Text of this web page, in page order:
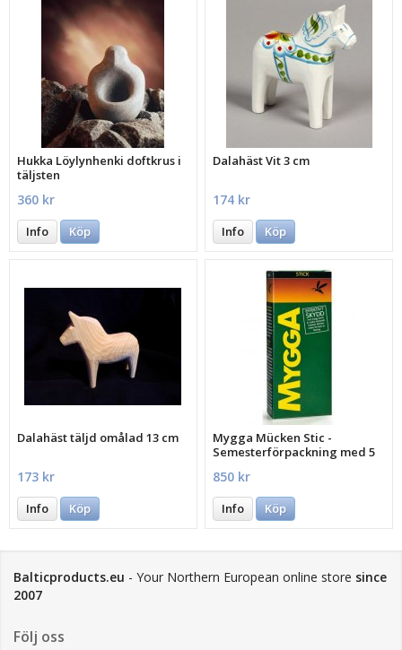
Hukka Löylynhenki doftkrus i
täljsten
360 kr
Info Köp
Dalahäst Vit 3 cm
174 kr
Info Köp
Dalahäst täljd omålad 13 cm
173 kr
Info Köp
Mygga Mücken Stic -
Semesterförpackning med 5
850 kr
Info Köp
Balticproducts.eu - Your Northern European online store since
2007
Följ oss